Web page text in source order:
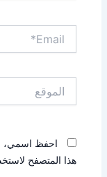
احفظ اسمي،
هذا المتصفح